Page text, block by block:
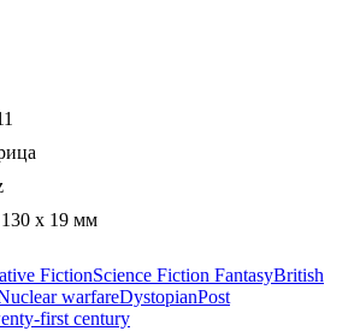
x 19 мм
FictionScience Fiction FantasyBritish
warfareDystopianPost
first century